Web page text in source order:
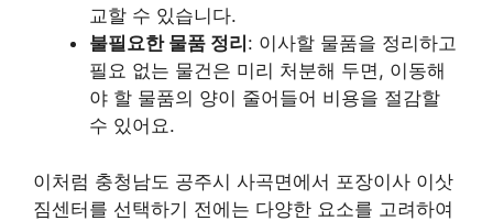
교할 수 있습니다.
불필요한 물품 정리 : 이사할 물품을 정리하고
필요 없는 물건은 미리 처분해 두면, 이동해
야 할 물품의 양이 줄어들어 비용을 절감할
수 있어요.
이처럼 충청남도 공주시 사곡면에서 포장이사 이삿
짐센터를 선택하기 전에는 다양한 요소를 고려하여